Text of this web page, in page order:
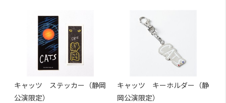
キャッツ ステッカー（静岡
公演限定）
キャッツ キーホルダー（静
岡公演限定）